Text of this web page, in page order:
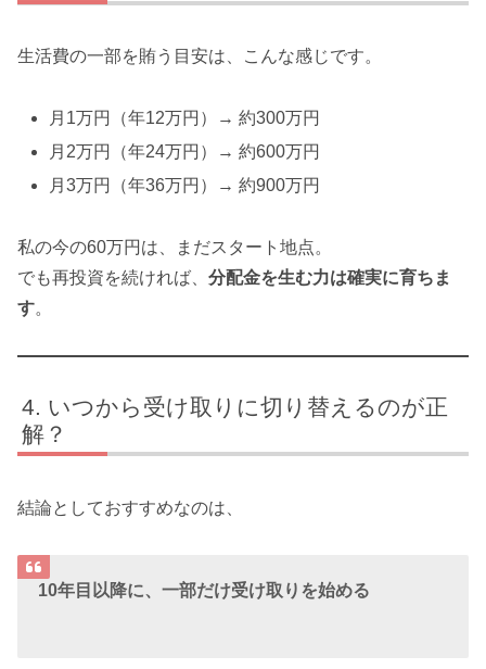
生活費の一部を賄う目安は、こんな感じです。
月1万円（年12万円）→ 約300万円
月2万円（年24万円）→ 約600万円
月3万円（年36万円）→ 約900万円
私の今の60万円は、まだスタート地点。
でも再投資を続ければ、 分配金を生む力は確実に育ちま
す。
いつから受け取りに切り替えるのが正
解？
結論としておすすめなのは、
10年目以降に、一部だけ受け取りを始める